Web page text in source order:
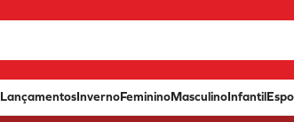
LançamentosInvernoFemininoMasculinoInfantil